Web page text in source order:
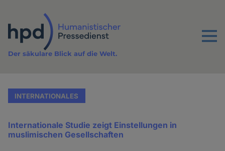
Inhalt
Menu
Der säkulare Blick auf die Welt.
INTERNATIONALES
Internationale Studie zeigt Einstellungen in
muslimischen Gesellschaften